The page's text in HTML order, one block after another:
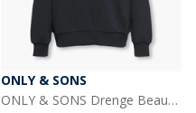
ONLY & SONS
ONLY & SONS Drenge Beaufort Sweatshirt Sort